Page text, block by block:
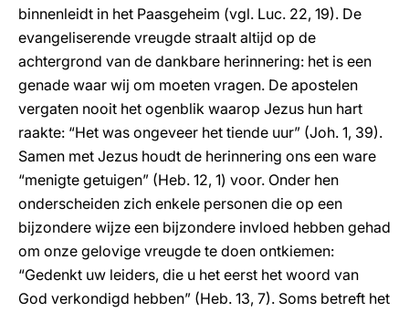
binnenleidt in het Paasgeheim (vgl. Luc. 22, 19). De
evangeliserende vreugde straalt altijd op de
achtergrond van de dankbare herinnering: het is een
genade waar wij om moeten vragen. De apostelen
vergaten nooit het ogenblik waarop Jezus hun hart
raakte: “Het was ongeveer het tiende uur” (Joh. 1, 39).
Samen met Jezus houdt de herinnering ons een ware
“menigte getuigen” (Heb. 12, 1) voor. Onder hen
onderscheiden zich enkele personen die op een
bijzondere wijze een bijzondere invloed hebben gehad
om onze gelovige vreugde te doen ontkiemen:
“Gedenkt uw leiders, die u het eerst het woord van
God verkondigd hebben” (Heb. 13, 7). Soms betreft het